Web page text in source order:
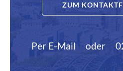
ZUM
Per E-Mail oder